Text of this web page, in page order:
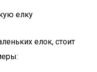
елку
елок, стоит